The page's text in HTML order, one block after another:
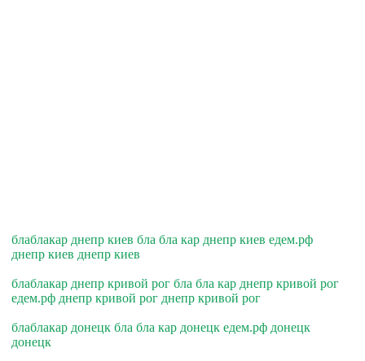
блаблакар днепр киев бла бла кар днепр киев едем.рф
днепр киев днепр киев
блаблакар днепр кривой рог бла бла кар днепр кривой рог
едем.рф днепр кривой рог днепр кривой рог
блаблакар донецк бла бла кар донецк едем.рф донецк
донецк